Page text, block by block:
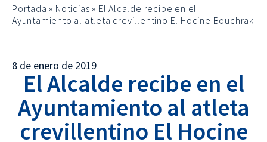
Portada » Noticias » El Alcalde recibe en el
Ayuntamiento al atleta crevillentino El Hocine Bouchrak
8 de enero de 2019
El Alcalde recibe en el
Ayuntamiento al atleta
crevillentino El Hocine